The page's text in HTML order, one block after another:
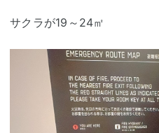
サクラが19～24㎡